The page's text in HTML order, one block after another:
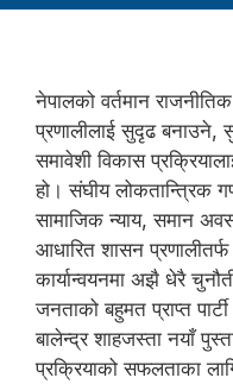
नेपालको वर्तमान
प्रणालीलाई सुदृढ बनाउने,
समावेशी विकास
हो। संघीय लोकतान्त्रिक
सामाजिक न्याय, समान
आधारित शासन
कार्यान्वयनमा अझै धेरै
जनताको बहुमत प्राप्त
बालेन्द्र शाहजस्ता नयाँ
प्रक्रियाको सफलताका